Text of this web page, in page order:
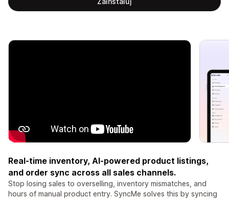
Real-time inventory, AI-powered product listings,
and order sync across all sales channels.
Stop losing sales to overselling, inventory mismatches, and
hours of manual product entry. SyncMe solves this by syncing